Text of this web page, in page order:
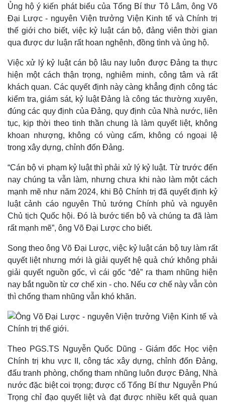
Kinh tế
Bất động sản
Khởi nghiệp
Thị trường
Giá vàng
Tiêu dùng
Tỷ giá
Chứng khoán
Ủng hộ ý kiến phát biểu của Tổng Bí thư Tô Lâm, ông Võ
Đại Lược - nguyên Viện trưởng Viện Kinh tế và Chính trị
thế giới cho biết, việc kỷ luật cán bộ, đảng viên thời gian
qua được dư luận rất hoan nghênh, đồng tình và ủng hộ.
Việc xử lý kỷ luật cán bộ lâu nay luôn được Đảng ta thực
hiện một cách thận trọng, nghiêm minh, công tâm và rất
khách quan. Các quyết định này càng khẳng định công tác
kiểm tra, giám sát, kỷ luật Đảng là công tác thường xuyên,
đúng các quy định của Đảng, quy định của Nhà nước, liên
tục, kịp thời theo tinh thần chung là làm quyết liệt, không
khoan nhượng, không có vùng cấm, không có ngoại lệ
trong xây dựng, chỉnh đốn Đảng.
“Cán bộ vi phạm kỷ luật thì phải xử lý kỷ luật. Từ trước đến
nay chúng ta vẫn làm, nhưng chưa khi nào làm một cách
mạnh mẽ như năm 2024, khi Bộ Chính trị đã quyết định kỷ
luật cảnh cáo nguyên Thủ tướng Chính phủ và nguyên
Chủ tịch Quốc hội. Đó là bước tiến bộ và chúng ta đã làm
rất mạnh mẽ”, ông Võ Đại Lược cho biết.
Song theo ông Võ Đại Lược, việc kỷ luật cán bộ tuy làm rất
quyết liệt nhưng mới là giải quyết hệ quả chứ không phải
giải quyết nguồn gốc, vì cái gốc “đẻ” ra tham nhũng hiện
nay bắt nguồn từ cơ chế xin - cho. Nếu cơ chế này vẫn còn
thì chống tham nhũng vẫn khó khăn.
Theo PGS.TS Nguyễn Quốc Dũng - Giám đốc Học viện
Chính trị khu vực II, công tác xây dựng, chỉnh đốn Đảng,
đấu tranh phòng, chống tham nhũng luôn được Đảng, Nhà
nước đặc biệt coi trọng; được cố Tổng Bí thư Nguyễn Phú
Trọng chỉ đạo quyết liệt và đạt được nhiều kết quả quan